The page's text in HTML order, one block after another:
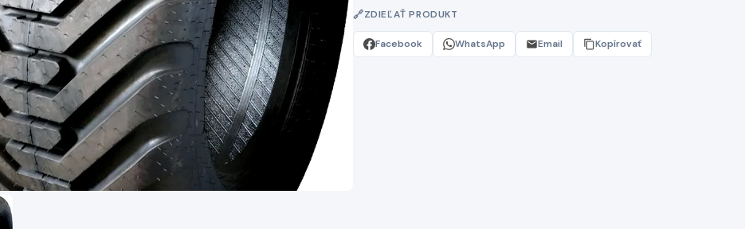
ZDIEĽAŤ PRODUKT
Facebook WhatsApp Email Kopírovať